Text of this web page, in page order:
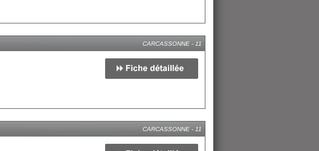
CARCASSONNE - 11
CARCASSONNE - 11